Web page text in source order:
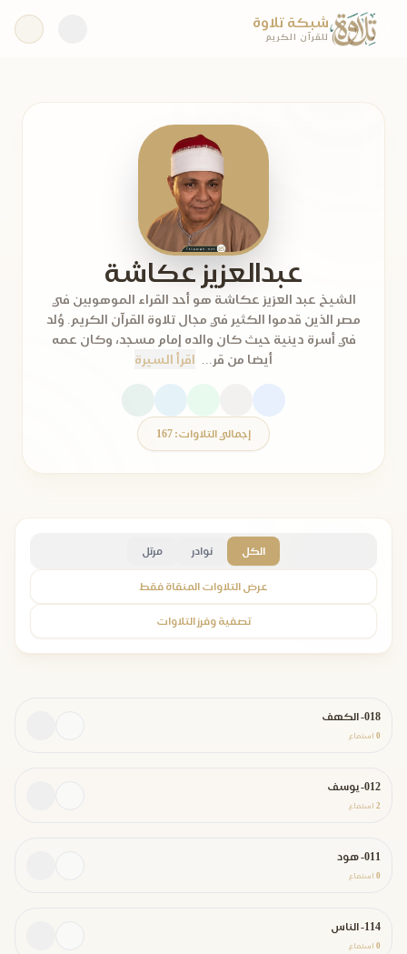
شبكة تلاوة
للقرآن الكريم
عبدالعزيز عكاشة
الشيخ عبد العزيز عكاشة هو أحد القراء الموهوبين في
مصر الذين قدموا الكثير في مجال تلاوة القرآن الكريم. وُلد
في أسرة دينية حيث كان والده إمام مسجد، وكان عمه
أيضا من قر...
اقرأ السيرة
إجمالي التلاوات: 167
الكل نوادر مرتل
عرض التلاوات المنقاة فقط
تصفية وفرز التلاوات
018- الكهف
0 استماع
012- يوسف
2 استماع
011- هود
0 استماع
114- الناس
0 استماع